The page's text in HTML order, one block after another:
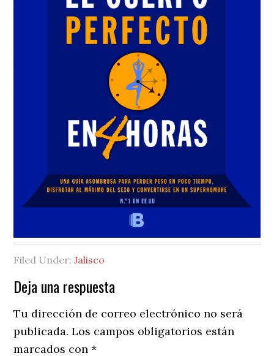
Filed Under:Jalisco
Reader
Interactions
Deja una respuesta
Tu dirección de correo electrónico no será
publicada. Los campos obligatorios están
marcados con*